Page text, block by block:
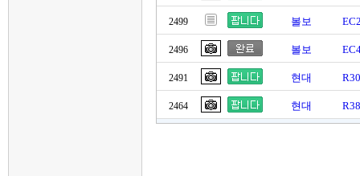
2499 볼보
2496 볼보
2491 현대
2464 현대